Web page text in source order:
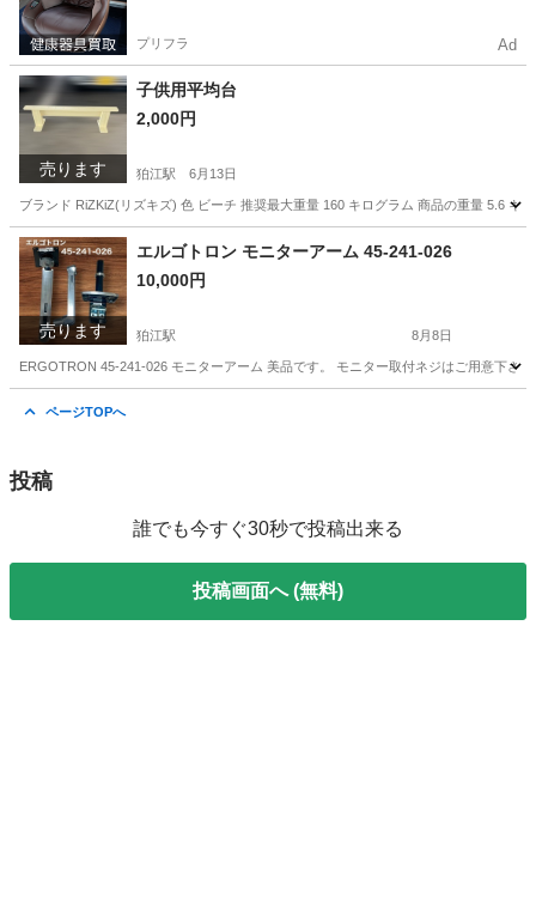
プリフラ Ad
売ります
子供用平均台
2,000円
狛江駅 6月13日
ブランド RiZKiZ(リズキズ) 色 ビーチ 推奨最大重量 160 キログラム 商品の重量 5.6
東京 狛江市 狛江駅
売ります
エルゴトロン モニターアーム 45-241-026
10,000円
狛江駅 8月8日
ERGOTRON 45-241-026 モニターアーム 美品です。 モニター取付ネジはご用意下さい
ページTOPへ
投稿
誰でも今すぐ30秒で投稿出来る
投稿画面へ (無料)